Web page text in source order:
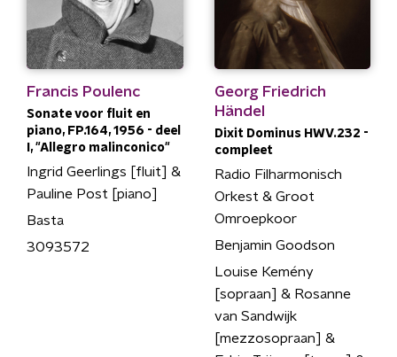
Francis Poulenc
Sonate voor fluit en
piano, FP.164, 1956 - deel
I, "Allegro malinconico"
Ingrid Geerlings [fluit] &
Pauline Post [piano]
Basta
3093572
Georg Friedrich
Händel
Dixit Dominus HWV.232 -
compleet
Radio Filharmonisch
Orkest & Groot
Omroepkoor
Benjamin Goodson
Louise Kemény
[sopraan] & Rosanne
van Sandwijk
[mezzosopraan] &